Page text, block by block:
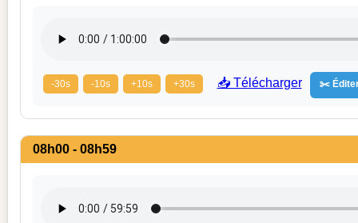
-30s -10s +10s +30s 📥 Télécharger ✂️
08h00 - 08h59